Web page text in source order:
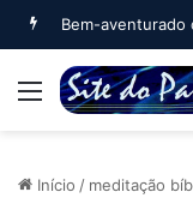
Bem-aventurado
Menu
Início / meditação